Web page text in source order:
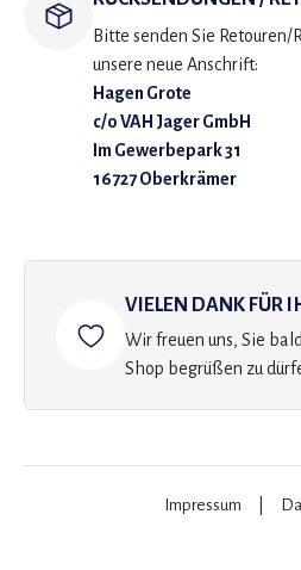
Bitte senden Sie Retouren/
unsere neue Anschrift:
Hagen Grote
c/o VAH Jager GmbH
Im Gewerbepark 31
16727 Oberkrämer
VIELEN DANK FÜR
Wir freuen uns, Sie
Shop begrüßen zu
Impressum